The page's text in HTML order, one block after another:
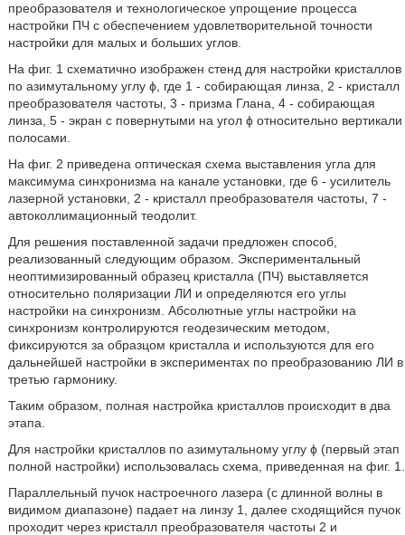
преобразователя и технологическое упрощение процесса
настройки ПЧ с обеспечением удовлетворительной точности
настройки для малых и больших углов.
На фиг. 1 схематично изображен стенд для настройки кристаллов
по азимутальному углу ϕ, где 1 - собирающая линза, 2 - кристалл
преобразователя частоты, 3 - призма Глана, 4 - собирающая
линза, 5 - экран с повернутыми на угол ϕ относительно вертикали
полосами.
На фиг. 2 приведена оптическая схема выставления угла для
максимума синхронизма на канале установки, где 6 - усилитель
лазерной установки, 2 - кристалл преобразователя частоты, 7 -
автоколлимационный теодолит.
Для решения поставленной задачи предложен способ,
реализованный следующим образом. Экспериментальный
неоптимизированный образец кристалла (ПЧ) выставляется
относительно поляризации ЛИ и определяются его углы
настройки на синхронизм. Абсолютные углы настройки на
синхронизм контролируются геодезическим методом,
фиксируются за образцом кристалла и используются для его
дальнейшей настройки в экспериментах по преобразованию ЛИ в
третью гармонику.
Таким образом, полная настройка кристаллов происходит в два
этапа.
Для настройки кристаллов по азимутальному углу ϕ (первый этап
полной настройки) использовалась схема, приведенная на фиг. 1.
Параллельный пучок настроечного лазера (с длинной волны в
видимом диапазоне) падает на линзу 1, далее сходящийся пучок
проходит через кристалл преобразователя частоты 2 и